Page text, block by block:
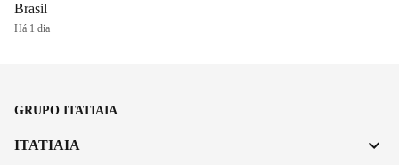
Brasil
Há 1 dia
GRUPO ITATIAIA
ITATIAIA